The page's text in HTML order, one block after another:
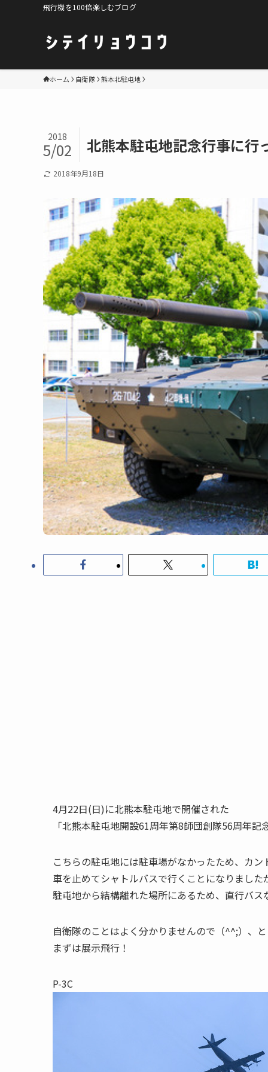
飛行機を100倍楽しむブログ
ホーム 自衛隊 熊本北駐屯地
北熊本駐屯地記念行事に行
2018
5/02
2018年9月18日
4月22日(日)に北熊本駐屯地で開催された
「北熊本駐屯地開設61周年第8師団創隊56周年
こちらの駐屯地には駐車場がなかったため、カ
車を止めてシャトルバスで行くことになりました
駐屯地から結構離れた場所にあるため、直行バ
自衛隊のことはよく分かりませんので（^^;）、
まずは展示飛行！
P-3C